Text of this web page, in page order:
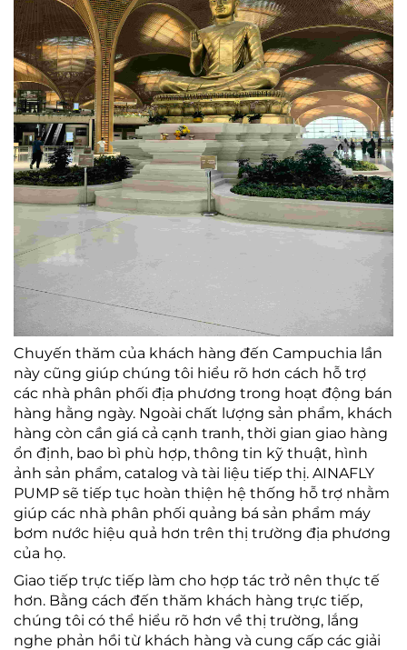
Chuyến thăm của khách hàng đến Campuchia lần
này cũng giúp chúng tôi hiểu rõ hơn cách hỗ trợ
các nhà phân phối địa phương trong hoạt động bán
hàng hằng ngày. Ngoài chất lượng sản phẩm, khách
hàng còn cần giá cả cạnh tranh, thời gian giao hàng
ổn định, bao bì phù hợp, thông tin kỹ thuật, hình
ảnh sản phẩm, catalog và tài liệu tiếp thị. AINAFLY
PUMP sẽ tiếp tục hoàn thiện hệ thống hỗ trợ nhằm
giúp các nhà phân phối quảng bá sản phẩm máy
bơm nước hiệu quả hơn trên thị trường địa phương
của họ.
Giao tiếp trực tiếp làm cho hợp tác trở nên thực tế
hơn. Bằng cách đến thăm khách hàng trực tiếp,
chúng tôi có thể hiểu rõ hơn về thị trường, lắng
nghe phản hồi từ khách hàng và cung cấp các giải